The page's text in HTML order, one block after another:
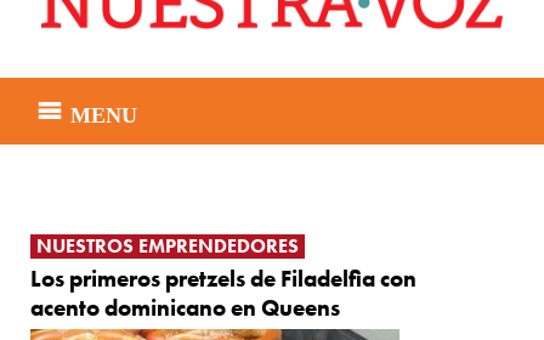
MENU
NUESTROS EMPRENDEDORES
Los primeros pretzels de Filadelfia con
acento dominicano en Queens